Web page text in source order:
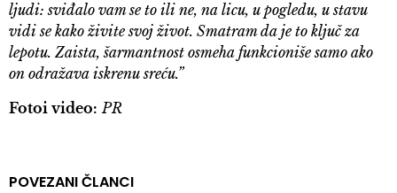
ljudi: sviđalo vam se to ili ne, na licu, u pogledu, u stavu
vidi se kako živite svoj život. Smatram da je to ključ za
lepotu. Zaista, šarmantnost osmeha funkcioniše samo ako
on odražava iskrenu sreću.”
Fotoi video: PR
POVEZANI ČLANCI